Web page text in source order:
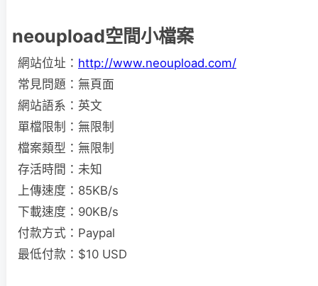
neoupload空間小檔案
網站位址： http://www.neoupload.com/
常見問題：無頁面
網站語系：英文
單檔限制：無限制
檔案類型：無限制
存活時間：未知
上傳速度：85KB/s
下載速度：90KB/s
付款方式：Paypal
最低付款：$10 USD